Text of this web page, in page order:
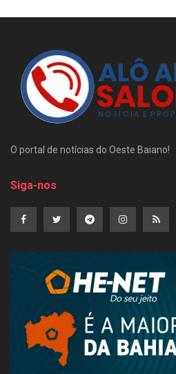
O portal de notícias do Oeste Baiano!
Siga-nos